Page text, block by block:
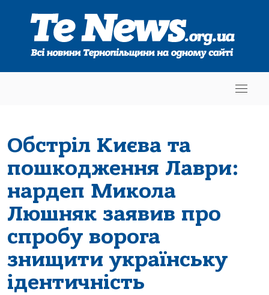
Обстріл Києва та
пошкодження Лаври:
нардеп Микола
Люшняк заявив про
спробу ворога
знищити українську
ідентичність